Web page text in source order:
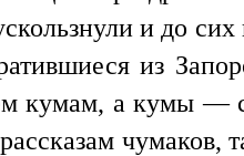
и до
из
кумам, а кумы —
чумаков,